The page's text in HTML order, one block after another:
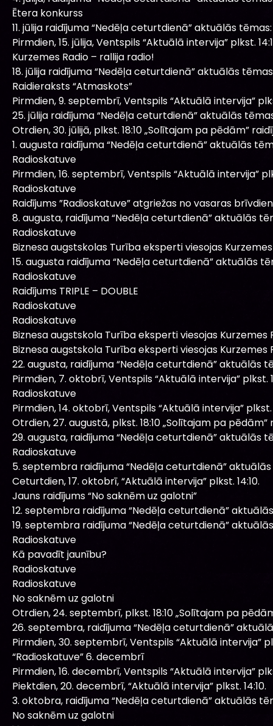
Ētera konkurss
11. jūlija raidījuma “Nedēļa ceturtdienā” aktuālās tēmas:
Pirmdien, 15. jūlija, Ventspils “Aktuālā intervija” plkst.
Kurzemes Radio – rallija radio!
18. jūlija raidījuma “Nedēļa ceturtdienā” aktuālās
Raidieraksts “Atmaskots”
Pirmdien, 9. septembrī, Ventspils “Aktuālā intervija”
25. jūlija raidījuma “Nedēļa ceturtdienā” aktuālās
Otrdien, 30. jūlijā, plkst. 18:10 „Solītajam pa pēdām”
1. augusta raidījuma “Nedēļa ceturtdienā” aktuālās
Radioskatuve
Pirmdien, 16. septembrī, Ventspils “Aktuālā intervija”
Radioskatuve
Raidījums ”Radioskatuve” atgriežas no vasaras
8. augusta, raidījuma “Nedēļa ceturtdienā” aktuālās
Radioskatuve
Biznesa augstskolas Turība eksperti viesojas
15. augusta raidījuma “Nedēļa ceturtdienā” aktuālās
Radioskatuve
Raidījums TRIPLE – DOUBLE
Radioskatuve
Radioskatuve
Biznesa augstskola Turība eksperti viesojas Kurzemes
Biznesa augstskola Turība eksperti viesojas Kurzemes
22. augusta, raidījuma “Nedēļa ceturtdienā” aktuālās
Pirmdien, 7. oktobrī, Ventspils “Aktuālā intervija” plkst.
Radioskatuve
Pirmdien, 14. oktobrī, Ventspils “Aktuālā intervija” plkst.
Otrdien, 27. augustā, plkst. 18:10 „Solītajam pa pēdām”
29. augusta, raidījuma “Nedēļa ceturtdienā” aktuālās
Radioskatuve
5. septembra raidījuma “Nedēļa ceturtdienā”
Ceturtdien, 17. oktobrī, “Aktuālā intervija” plkst. 14:10.
Jauns raidījums “No saknēm uz galotni”
12. septembra raidījuma “Nedēļa ceturtdienā”
19. septembra raidījuma “Nedēļa ceturtdienā”
Radioskatuve
Kā pavadīt jaunību?
Radioskatuve
Radioskatuve
No saknēm uz galotni
Otrdien, 24. septembrī, plkst. 18:10 „Solītajam pa
26. septembra, raidījuma “Nedēļa ceturtdienā”
Pirmdien, 30. septembrī, Ventspils “Aktuālā intervija”
“Radioskatuve” 6. decembrī
Pirmdien, 16. decembrī, Ventspils “Aktuālā intervija”
Piektdien, 20. decembrī, “Aktuālā intervija” plkst. 14:10.
3. oktobra, raidījuma “Nedēļa ceturtdienā” aktuālās
No saknēm uz galotni